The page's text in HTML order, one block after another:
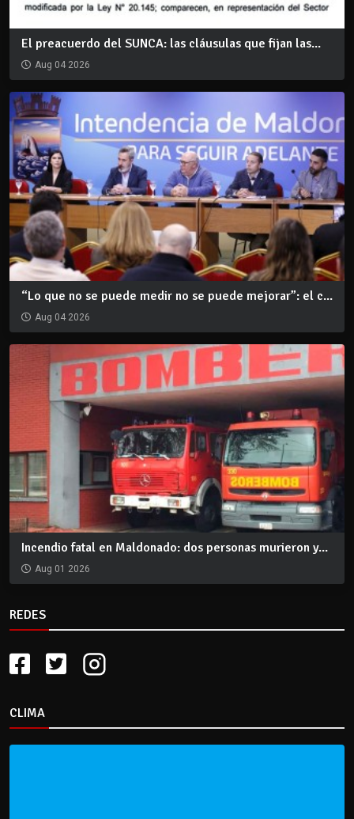
El preacuerdo del SUNCA: las cláusulas que fijan las...
Aug 04 2026
“Lo que no se puede medir no se puede mejorar”: el c...
Aug 04 2026
Incendio fatal en Maldonado: dos personas murieron y...
Aug 01 2026
REDES
CLIMA